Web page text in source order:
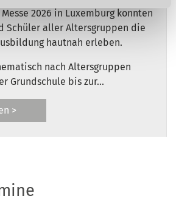
2026 in Luxemburg konnten
Schüler aller Altersgruppen die
hautnah erleben.
nach Altersgruppen
Grundschule bis zur...
>